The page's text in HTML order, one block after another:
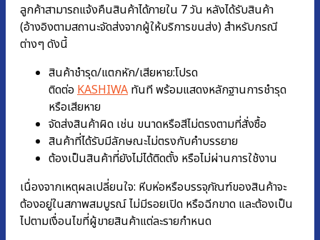
ลูกค้าสามารถแจ้งคืนสินค้าได้ภายใน 7 วัน หลังได้รับสินค้า
(อ้างอิงตามสถานะจัดส่งจากผู้ให้บริการขนส่ง) สำหรับกรณี
ต่างๆ ดังนี้
สินค้าชำรุด/แตกหัก/เสียหาย:โปรด
ติดต่อ KASHIWA ทันที พร้อมแสดงหลักฐานการชํารุด
หรือเสียหาย
จัดส่งสินค้าผิด เช่น ขนาดหรือสีไม่ตรงตามที่สั่งซื้อ
สินค้าที่ได้รับมีลักษณะไม่ตรงกับคำบรรยาย
ต้องเป็นสินค้าที่ยังไม่ได้ติดตั้ง หรือไม่ผ่านการใช้งาน
เนื่องจากเหตุผลเปลี่ยนใจ: หีบห่อหรือบรรจุภัณฑ์ของสินค้าจะ
ต้องอยู่ในสภาพสมบูรณ์ ไม่มีรอยเปิด หรือฉีกขาด และต้องเป็น
ไปตามเงื่อนไขที่ผู้ขายสินค้าแต่ละรายกำหนด